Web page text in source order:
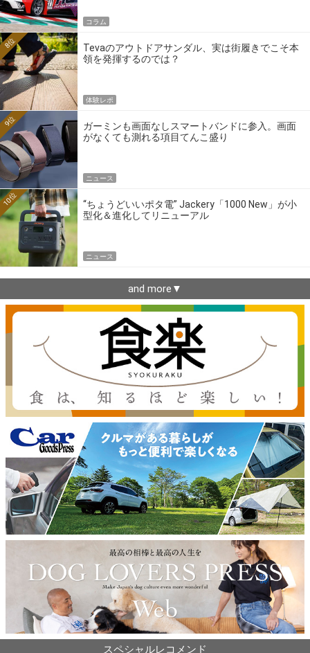
コラム
Tevaのアウトドアサンダル、実は街履きでこそ本
領を発揮するのでは？
8位
体験レポ
ガーミンも画面なしスマートバンドに参入。画面
がなくても測れる項目てんこ盛り
9位
ニュース
“ちょうどいいポタ電” Jackery「1000 New」が小
型化＆進化してリニューアル
10位
ニュース
and more▼
スペシャルレコメンド